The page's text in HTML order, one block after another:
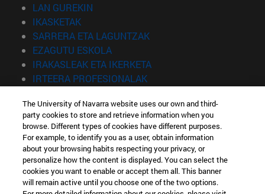
LAN GUREKIN
IKASKETAK(Beste leiho batean irekiko da)
SARRERA ETA LAGUNTZAK(Beste leiho batean irekiko
EZAGUTU ESKOLA(Beste leiho batean irekiko da)
IRAKASLEAK ETA IKERKETA(Beste leiho batean irekiko
IRTEERA PROFESIONALAK(Beste leiho batean irekiko
Informazioa
TELEFONOA +34 943 21 98 77
ZEIN TITULUA INTERESATZEN ZAIZU?
ZEIN MASTER INTERESATZEN ZAIZU?
© Nafarroako Unibertsitatea
The University of Navarra website uses our own and third-
party cookies to store and retrieve information when you
browse. Different types of cookies have different purposes.
For example, to identify you as a user, obtain information
about your browsing habits respecting your privacy, or
personalize how the content is displayed. You can select the
cookies you want to enable or accept them all. This banner
will remain active until you choose one of the two options.